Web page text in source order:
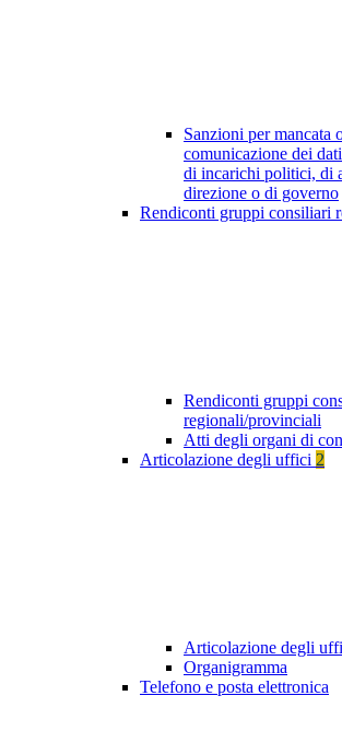
Sanzioni per mancata
comunicazione dei
di incarichi politici, di
direzione o di governo
Rendiconti gruppi consiliari
Rendiconti gruppi
regionali/provinciali
Atti degli organi di
Articolazione degli uffici 2
Articolazione degli
Organigramma
Telefono e posta elettronica